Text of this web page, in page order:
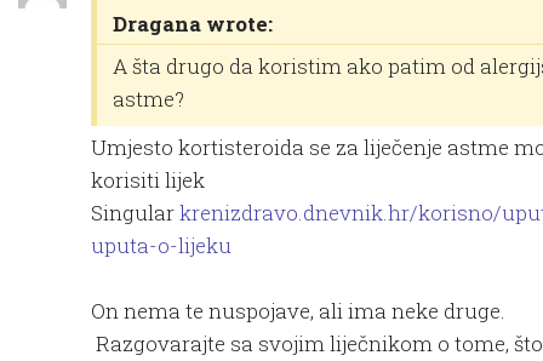
Dragana wrote:
A šta drugo da koristim ako patim od
astme?
Umjesto kortisteroida se za liječenje astme
korisiti lijek
Singularkrenizdravo.dnevnik.hr/korisno/
uputa-o-lijeku
On nema te nuspojave, ali ima neke druge.
Razgovarajte sa svojim liječnikom o tome,